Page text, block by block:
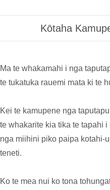
Kōtaha
Ma te whakamahi i nga
te tukatuka rauemi mata ki te
Kei te kamupene nga
te whakarite kia tika te tapahi
nga miihini piko paipa kotahi-
teneti.
Ko te mea nui ko tona